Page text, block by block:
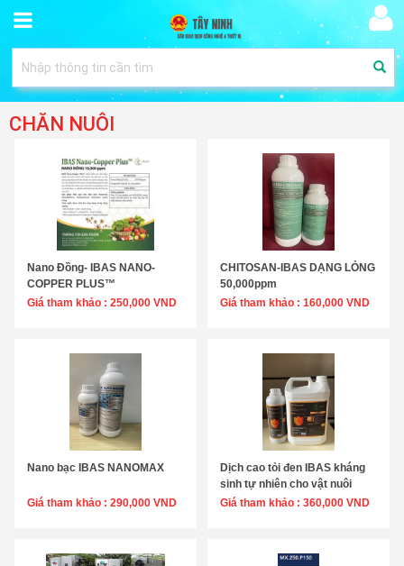
CHĂN NUÔI
Chọn sản phẩm
Nano Đồng- IBAS NANO-
COPPER PLUS™
Giá tham khảo : 250,000 VND ☆☆☆☆☆
Chọn sản phẩm
CHITOSAN-IBAS DẠNG LỎNG
50,000ppm
Giá tham khảo : 160,000 VND
Nano bạc IBAS NANOMAX
Giá tham khảo : 290,000 VND ☆☆☆☆☆
Chọn sản phẩm
Dịch cao tỏi đen IBAS kháng
sinh tự nhiên cho vật nuôi
Giá tham khảo : 360,000 VND